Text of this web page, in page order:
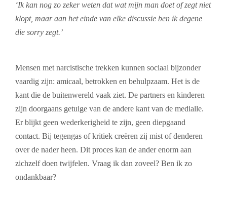
‘Ik kan nog zo zeker weten dat wat mijn man doet of zegt niet
klopt, maar aan het einde van elke discussie ben ik degene
die sorry zegt.’
Mensen met narcistische trekken kunnen sociaal bijzonder
vaardig zijn: amicaal, betrokken en behulpzaam. Het is de
kant die de buitenwereld vaak ziet. De partners en kinderen
zijn doorgaans getuige van de andere kant van de medialle.
Er blijkt geen wederkerigheid te zijn, geen diepgaand
contact. Bij tegengas of kritiek creëren zij mist of denderen
over de nader heen. Dit proces kan de ander enorm aan
zichzelf doen twijfelen. Vraag ik dan zoveel? Ben ik zo
ondankbaar?